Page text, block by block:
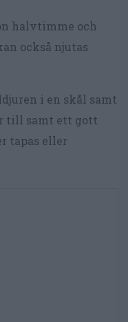
halvtimme och
också njutas
i en skål samt
till samt ett gott
tapas eller